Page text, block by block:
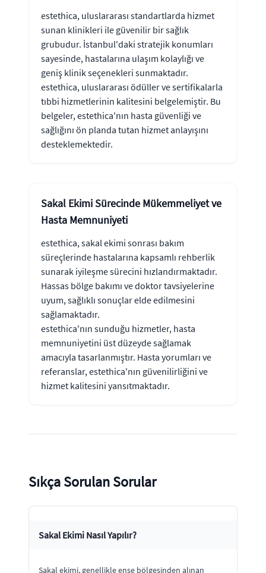
estethica, uluslararası standartlarda hizmet
sunan klinikleri ile güvenilir bir sağlık
grubudur. İstanbul'daki stratejik konumları
sayesinde, hastalarına ulaşım kolaylığı ve
geniş klinik seçenekleri sunmaktadır.
estethica, uluslararası ödüller ve sertifikalarla
tıbbi hizmetlerinin kalitesini belgelemiştir. Bu
belgeler, estethica'nın hasta güvenliği ve
sağlığını ön planda tutan hizmet anlayışını
desteklemektedir.
Sakal Ekimi Sürecinde Mükemmeliyet ve
Hasta Memnuniyeti
estethica, sakal ekimi sonrası bakım
süreçlerinde hastalarına kapsamlı rehberlik
sunarak iyileşme sürecini hızlandırmaktadır.
Hassas bölge bakımı ve doktor tavsiyelerine
uyum, sağlıklı sonuçlar elde edilmesini
sağlamaktadır.
estethica'nın sunduğu hizmetler, hasta
memnuniyetini üst düzeyde sağlamak
amacıyla tasarlanmıştır. Hasta yorumları ve
referanslar, estethica'nın güvenilirliğini ve
hizmet kalitesini yansıtmaktadır.
Sıkça Sorulan Sorular
Sakal Ekimi Nasıl Yapılır?
Sakal ekimi, genellikle ense bölgesinden alınan